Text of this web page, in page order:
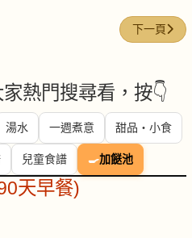
下一篇文章
下一頁
熱門搜尋看，按👇
湯水 一週煮意 甜品・小食
兒童食譜 🍳加餸池
天早餐)